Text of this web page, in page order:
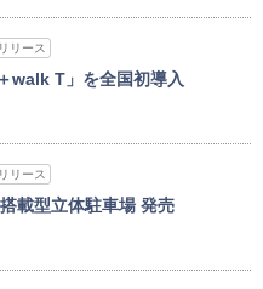
リース
walk T」を全国初導入
リース
載型立体駐車場 発売